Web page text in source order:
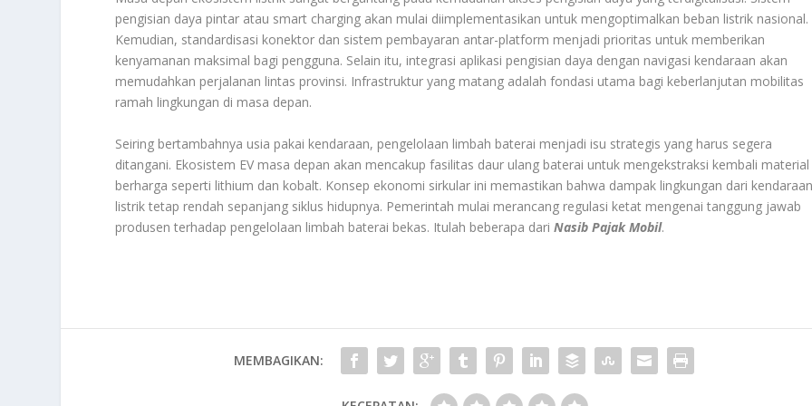
pengisian daya pintar atau smart charging akan mulai diimplementasikan untuk mengoptimalkan beban listrik nasional.
Kemudian, standardisasi konektor dan sistem pembayaran antar-platform menjadi prioritas untuk memberikan
kenyamanan maksimal bagi pengguna. Selain itu, integrasi aplikasi pengisian daya dengan navigasi kendaraan akan
memudahkan perjalanan lintas provinsi. Infrastruktur yang matang adalah fondasi utama bagi keberlanjutan mobilitas
ramah lingkungan di masa depan.
Seiring bertambahnya usia pakai kendaraan, pengelolaan limbah baterai menjadi isu strategis yang harus segera
ditangani. Ekosistem EV masa depan akan mencakup fasilitas daur ulang baterai untuk mengekstraksi kembali material
berharga seperti lithium dan kobalt. Konsep ekonomi sirkular ini memastikan bahwa dampak lingkungan dari
listrik tetap rendah sepanjang siklus hidupnya. Pemerintah mulai merancang regulasi ketat mengenai tanggung jawab
produsen terhadap pengelolaan limbah baterai bekas. Itulah beberapa dariNasib Pajak Mobil.
MEMBAGIKAN: